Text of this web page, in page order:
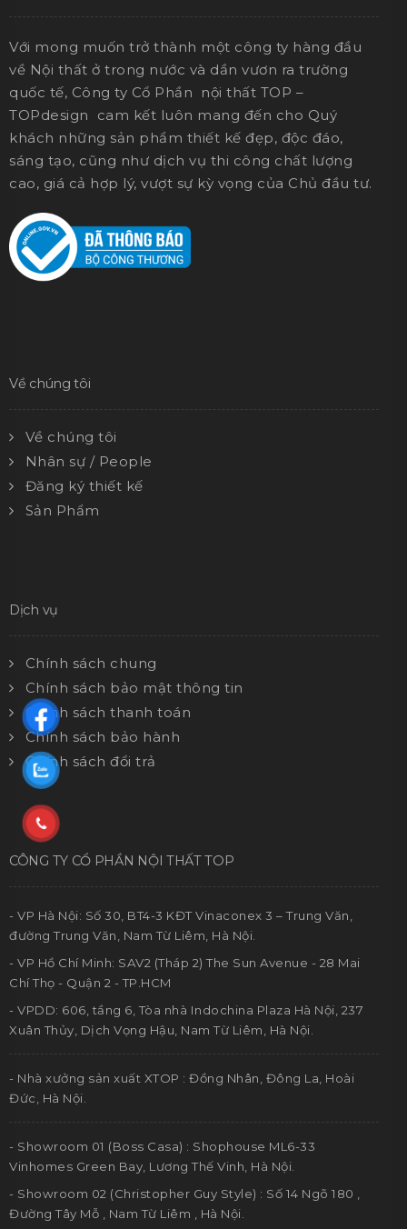
Với mong muốn trở thành một công ty hàng đầu
về Nội thất ở trong nước và dần vươn ra trường
quốc tế, Công ty Cổ Phần nội thất TOP –
TOPdesign cam kết luôn mang đến cho Quý
khách những sản phẩm thiết kế đẹp, độc đáo,
sáng tạo, cũng như dịch vụ thi công chất lượng
cao, giá cả hợp lý, vượt sự kỳ vọng của Chủ đầu tư.
Về chúng tôi
Về chúng tôi
Nhân sự / People
Đăng ký thiết kế
Sản Phẩm
Dịch vụ
Chính sách chung
Chính sách bảo mật thông tin
Chính sách thanh toán
Chính sách bảo hành
Chính sách đổi trả
CÔNG TY CỔ PHẦN NỘI THẤT TOP
- VP Hà Nội: Số 30, BT4-3 KĐT Vinaconex 3 – Trung Văn,
đường Trung Văn, Nam Từ Liêm, Hà Nội.
- VP Hồ Chí Minh: SAV2 (Tháp 2) The Sun Avenue - 28 Mai
Chí Thọ - Quận 2 - TP.HCM
- VPDD: 606, tầng 6, Tòa nhà Indochina Plaza Hà Nội, 237
Xuân Thủy, Dịch Vọng Hậu, Nam Từ Liêm, Hà Nội.
- Nhà xưởng sản xuất XTOP : Đồng Nhân, Đông La, Hoài
Đức, Hà Nội.
- Showroom 01 (Boss Casa) : Shophouse ML6-33
Vinhomes Green Bay, Lương Thế Vinh, Hà Nội.
- Showroom 02 (Christopher Guy Style) : Số 14 Ngõ 180 ,
Đường Tây Mỗ , Nam Từ Liêm , Hà Nội.